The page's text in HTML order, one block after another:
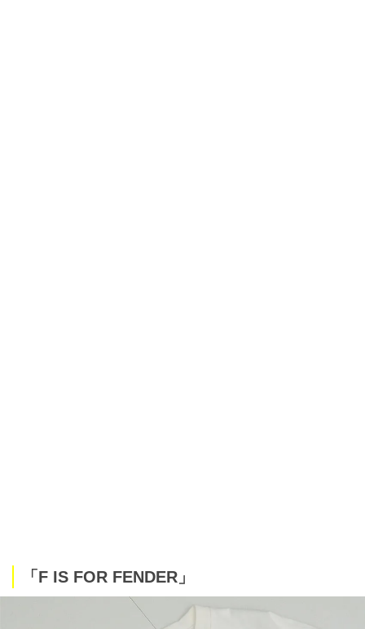
「F IS FOR FENDER」